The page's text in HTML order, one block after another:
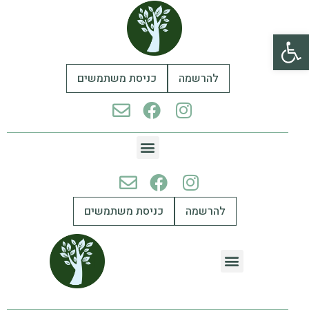
פתח סרגל נגישות
להרשמה כניסת משתמשים
להרשמה כניסת משתמשים